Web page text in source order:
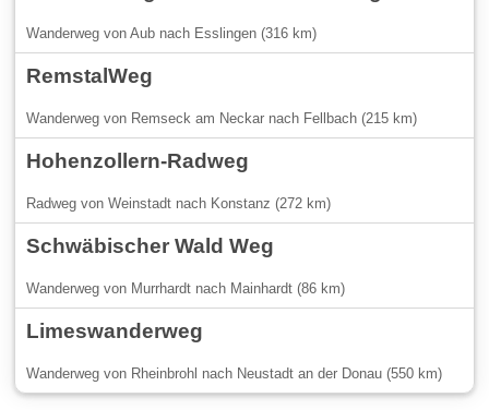
Wanderweg von Aub nach Esslingen (316 km)
RemstalWeg
Wanderweg von Remseck am Neckar nach Fellbach (215 km)
Hohenzollern-Radweg
Radweg von Weinstadt nach Konstanz (272 km)
Schwäbischer Wald Weg
Wanderweg von Murrhardt nach Mainhardt (86 km)
Limeswanderweg
Wanderweg von Rheinbrohl nach Neustadt an der Donau (550 km)